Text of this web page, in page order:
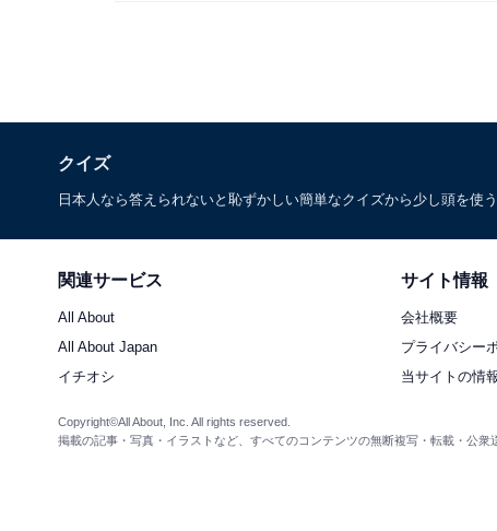
クイズ
日本人なら答えられないと恥ずかしい簡単なクイズから少し頭を使
関連サービス
All About
All About Japan
イチオシ
サイト情報
会社概要
プライバシー
当サイトの情
Copyright©All About, Inc. All rights reserved.
掲載の記事・写真・イラストなど、すべてのコンテンツの無断複写・転載・公衆